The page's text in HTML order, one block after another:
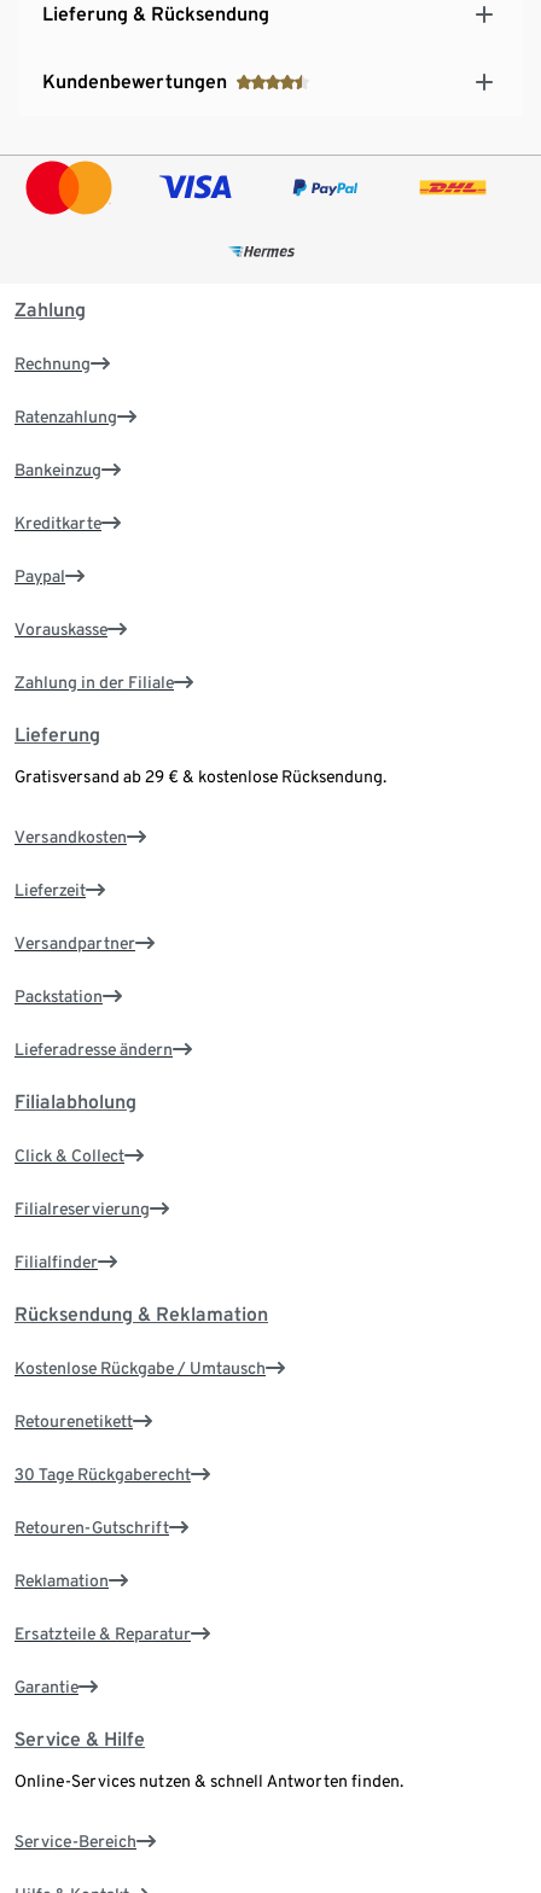
Lieferung & Rücksendung
Kundenbewertungen
Zahlung
Rechnung
Ratenzahlung
Bankeinzug
Kreditkarte
Paypal
Vorauskasse
Zahlung in der Filiale
Lieferung
Gratisversand ab 29 € & kostenlose Rücksendung.
Versandkosten
Lieferzeit
Versandpartner
Packstation
Lieferadresse ändern
Filialabholung
Click & Collect
Filialreservierung
Filialfinder
Rücksendung & Reklamation
Kostenlose Rückgabe / Umtausch
Retourenetikett
30 Tage Rückgaberecht
Retouren-Gutschrift
Reklamation
Ersatzteile & Reparatur
Garantie
Service & Hilfe
Online-Services nutzen & schnell Antworten finden.
Service-Bereich